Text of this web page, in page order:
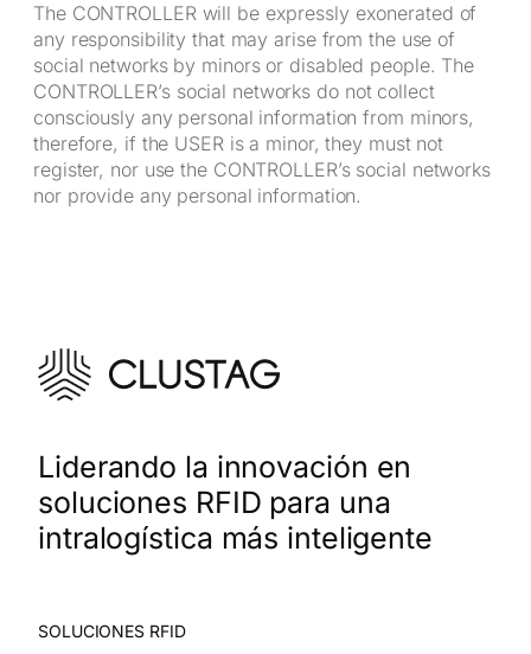
The CONTROLLER will be expressly exonerated of
any responsibility that may arise from the use of
social networks by minors or disabled people. The
CONTROLLER’s social networks do not collect
consciously any personal information from minors,
therefore, if the USER is a minor, they must not
register, nor use the CONTROLLER’s social networks
nor provide any personal information.
Liderando la innovación en
soluciones RFID para una
intralogística más inteligente
SOLUCIONES RFID